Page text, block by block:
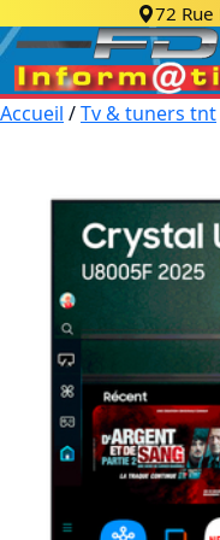
72
Accueil /Tv & tuners tnt